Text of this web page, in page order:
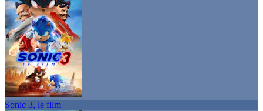
Sonic 3, le film